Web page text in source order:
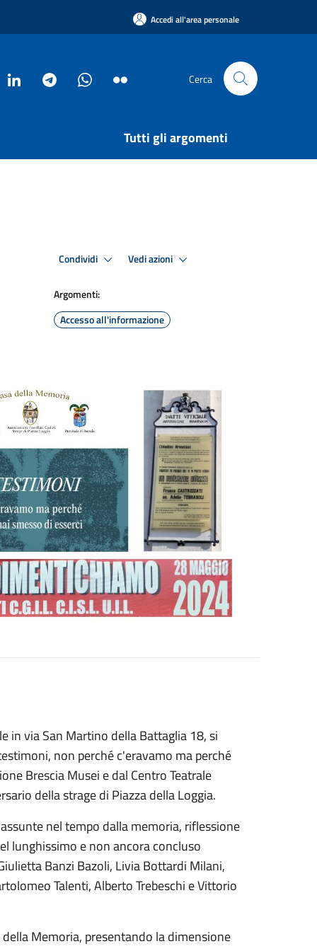
Accedi all'area personale
Cerca
Tutti gli argomenti
Condividi Vedi azioni
Argomenti:
Accesso all'informazione
in via San Martino della Battaglia 18, si
non perché c'eravamo ma perché
Brescia Musei e dal Centro Teatrale
della strage di Piazza della Loggia.
nel tempo dalla memoria, riflessione
lunghissimo e non ancora concluso
Banzi Bazoli, Livia Bottardi Milani,
Talenti, Alberto Trebeschi e Vittorio
Memoria, presentando la dimensione